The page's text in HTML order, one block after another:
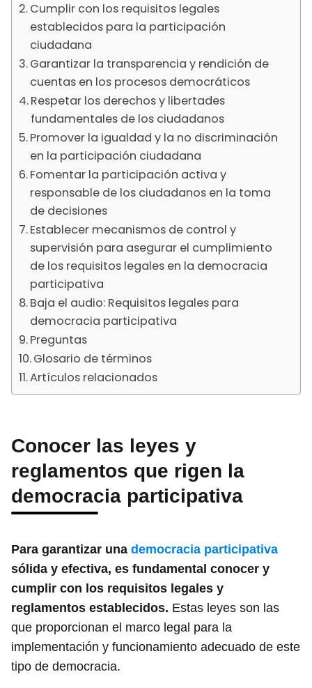
Cumplir con los requisitos legales
establecidos para la participación
ciudadana
Garantizar la transparencia y rendición de
cuentas en los procesos democráticos
Respetar los derechos y libertades
fundamentales de los ciudadanos
Promover la igualdad y la no discriminación
en la participación ciudadana
Fomentar la participación activa y
responsable de los ciudadanos en la toma
de decisiones
Establecer mecanismos de control y
supervisión para asegurar el cumplimiento
de los requisitos legales en la democracia
participativa
Baja el audio: Requisitos legales para
democracia participativa
Preguntas
Glosario de términos
Artículos relacionados
Conocer las leyes y
reglamentos que rigen la
democracia participativa
Para garantizar una democracia participativa
sólida y efectiva, es fundamental conocer y
cumplir con los requisitos legales y
reglamentos establecidos. Estas leyes son las
que proporcionan el marco legal para la
implementación y funcionamiento adecuado de este
tipo de democracia.